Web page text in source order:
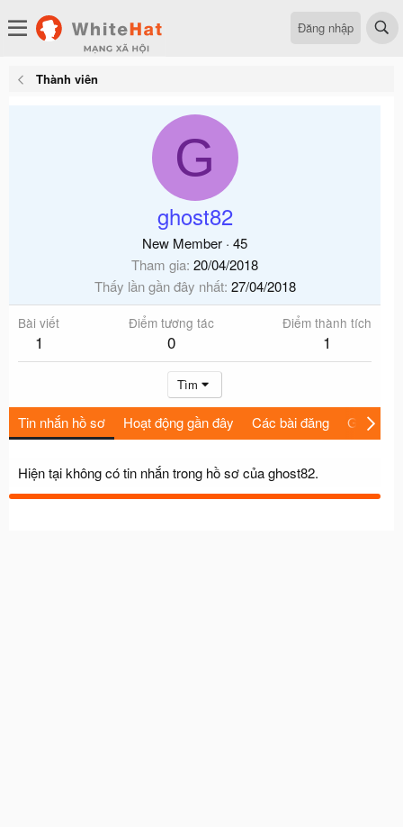
Đăng nhập
Thành viên
G
ghost82
New Member · 45
Tham gia 20/04/2018
Thấy lần gần đây nhất 27/04/2018
Bài viết
1
Điểm tương tác
0
Điểm thành tích
1
Tìm
Tin nhắn hồ sơ Hoạt động gần đây Các bài đăng Giới thiệu
Hiện tại không có tin nhắn trong hồ sơ của ghost82.